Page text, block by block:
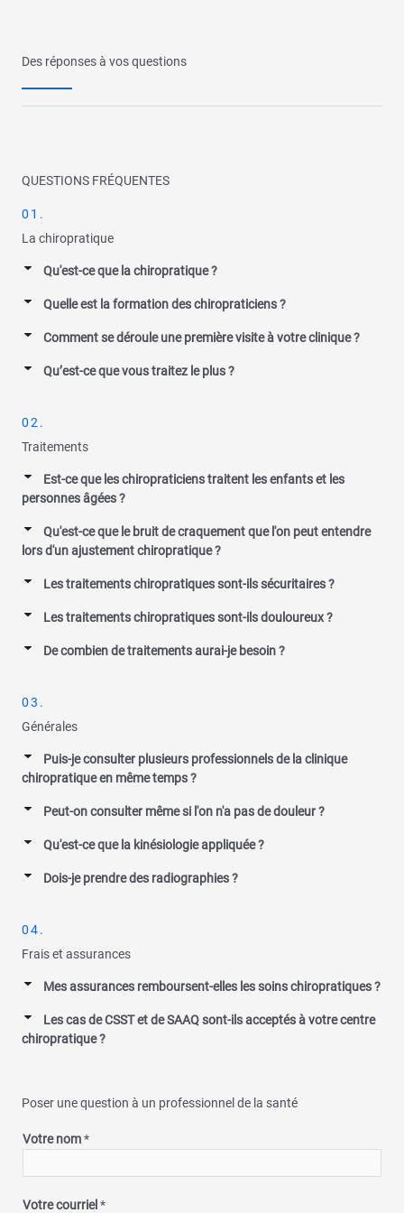
Des réponses à vos questions
QUESTIONS FRÉQUENTES
01.
La chiropratique
Qu'est-ce que la chiropratique ?
Quelle est la formation des chiropraticiens ?
Comment se déroule une première visite à votre clinique ?
Qu’est-ce que vous traitez le plus ?
02.
Traitements
Est-ce que les chiropraticiens traitent les enfants et les
personnes âgées ?
Qu'est-ce que le bruit de craquement que l'on peut entendre
lors d'un ajustement chiropratique ?
Les traitements chiropratiques sont-ils sécuritaires ?
Les traitements chiropratiques sont-ils douloureux ?
De combien de traitements aurai-je besoin ?
03.
Générales
Puis-je consulter plusieurs professionnels de la clinique
chiropratique en même temps ?
Peut-on consulter même si l'on n'a pas de douleur ?
Qu'est-ce que la kinésiologie appliquée ?
Dois-je prendre des radiographies ?
04.
Frais et assurances
Mes assurances remboursent-elles les soins chiropratiques ?
Les cas de CSST et de SAAQ sont-ils acceptés à votre centre
chiropratique ?
Poser une question à un professionnel de la santé
Votre nom*
Votre courriel*